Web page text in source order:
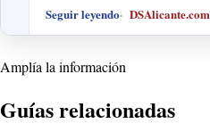
Seguir leyendo DSAlicante.com
Amplía la información
Guías relacionadas